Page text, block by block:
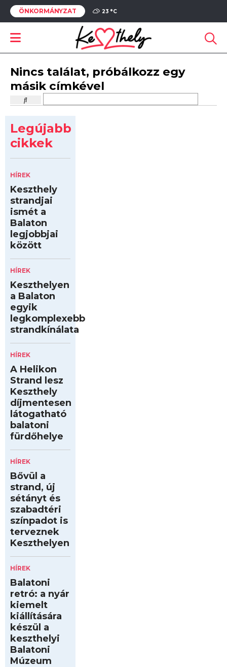
ÖNKORMÁNYZAT 23 °C
Nincs találat, próbálkozz egy
másik címkével
Legújabb
cikkek
HÍREK
Keszthely
strandjai
ismét a
Balaton
legjobbjai
között
HÍREK
Keszthelyen
a Balaton
egyik
legkomplexebb
strandkínálata
HÍREK
A Helikon
Strand lesz
Keszthely
díjmentesen
látogatható
balatoni
fürdőhelye
HÍREK
Bővül a
strand, új
sétányt és
szabadtéri
színpadot is
terveznek
Keszthelyen
HÍREK
Balatoni
retró: a nyár
kiemelt
kiállítására
készül a
keszthelyi
Balatoni
Múzeum